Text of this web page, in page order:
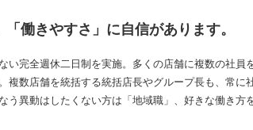
働きやすさ」に自信があります。
い完全週休二日制を実施。多くの店舗に複数の社員
複数店舗を統括する統括店長やグループ長も、常に
う異動はしたくない方は「地域職」、好きな働き方